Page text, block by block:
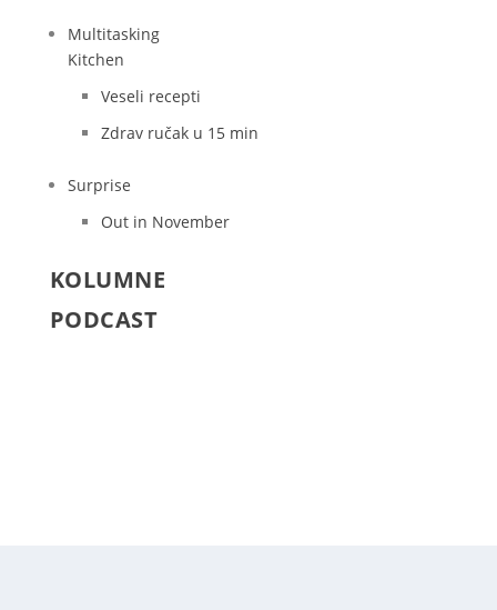
Multitasking
Kitchen
Veseli recepti
Zdrav ručak u 15 min
Surprise
Out in November
KOLUMNE
PODCAST